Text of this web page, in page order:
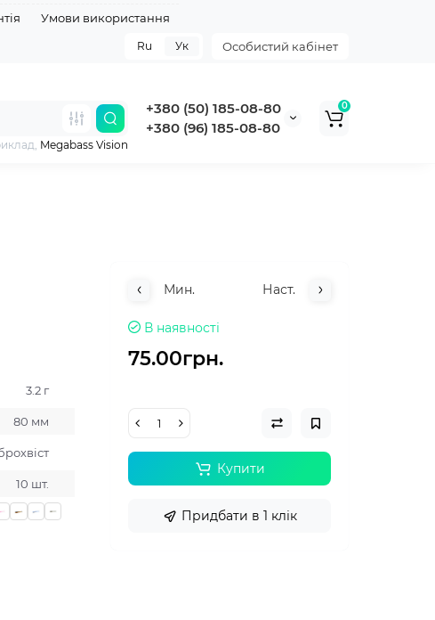
Умови використання
Особистий кабінет
Ru Ук
+380 (50) 185-08-80
+380 (96) 185-08-80
Megabass Vision
0
3.2 г
80 мм
10 шт.
Мин. Наст.
В наявності
75.00грн.
Купити
Придбати в 1 клік